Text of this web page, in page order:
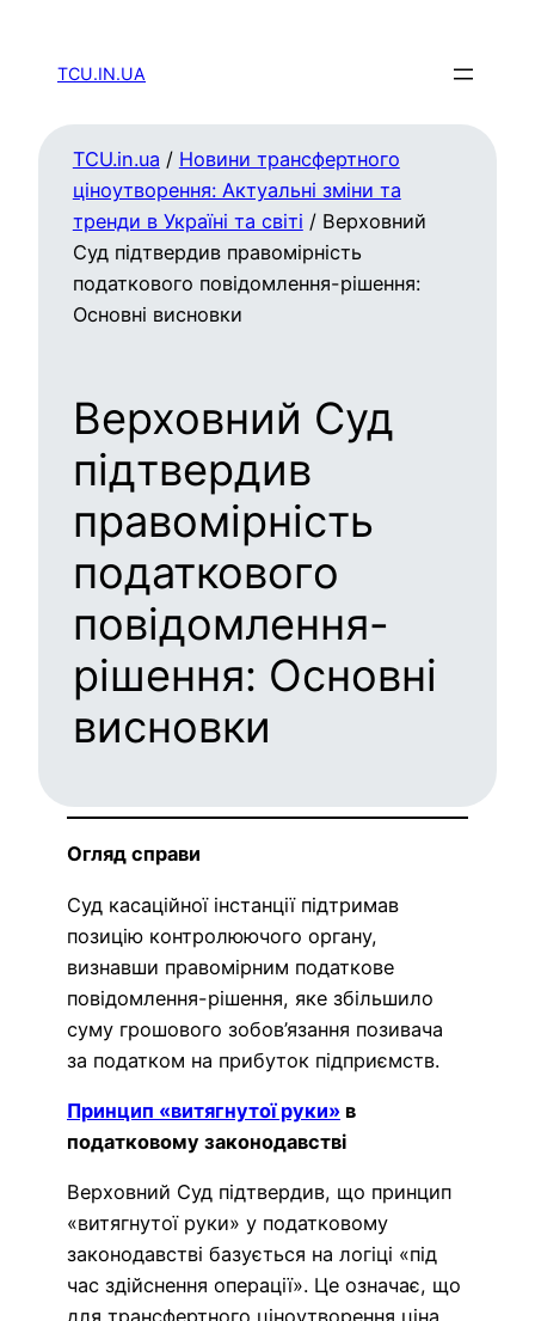
TCU.IN.UA
TCU.in.ua / Новини трансфертного
ціноутворення: Актуальні зміни та
тренди в Україні та світі / Верховний
Суд підтвердив правомірність
податкового повідомлення-рішення:
Основні висновки
Верховний Суд
підтвердив
правомірність
податкового
повідомлення-
рішення: Основні
висновки
Огляд справи
Суд касаційної інстанції підтримав
позицію контролюючого органу,
визнавши правомірним податкове
повідомлення-рішення, яке збільшило
суму грошового зобов’язання позивача
за податком на прибуток підприємств.
Принцип «витягнутої руки» в
податковому законодавстві
Верховний Суд підтвердив, що принцип
«витягнутої руки» у податковому
законодавстві базується на логіці «під
час здійснення операції». Це означає, що